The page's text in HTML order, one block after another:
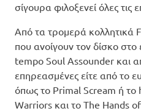
σίγουρα φιλοξενεί όλες τις
Από τα τρομερά κολλητικά
που ανοίγουν τον δίσκο
tempo Soul Assounder και
επηρεασμένες είτε από το
όπως το Primal Scream ή το
Warriors και το The Hands